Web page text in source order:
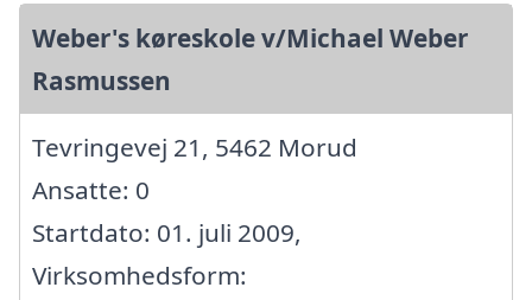
Weber's køreskole v/Michael Weber
Rasmussen
Tevringevej 21, 5462 Morud
Ansatte: 0
Startdato: 01. juli 2009,
Virksomhedsform: